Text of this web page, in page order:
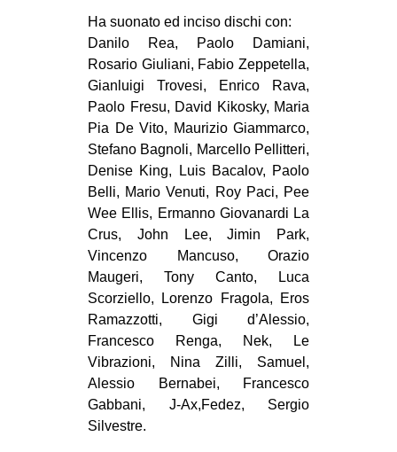
Ha suonato ed inciso dischi con:
Danilo Rea, Paolo Damiani,
Rosario Giuliani, Fabio Zeppetella,
Gianluigi Trovesi, Enrico Rava,
Paolo Fresu, David Kikosky, Maria
Pia De Vito, Maurizio Giammarco,
Stefano Bagnoli, Marcello Pellitteri,
Denise King, Luis Bacalov, Paolo
Belli, Mario Venuti, Roy Paci, Pee
Wee Ellis, Ermanno Giovanardi La
Crus, John Lee, Jimin Park,
Vincenzo Mancuso, Orazio
Maugeri, Tony Canto, Luca
Scorziello, Lorenzo Fragola, Eros
Ramazzotti, Gigi d’Alessio,
Francesco Renga, Nek, Le
Vibrazioni, Nina Zilli, Samuel,
Alessio Bernabei, Francesco
Gabbani, J-Ax,Fedez, Sergio
Silvestre.